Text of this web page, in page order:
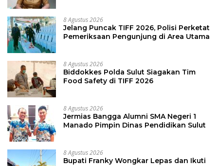
8 Agustus 2026
Jelang Puncak TIFF 2026, Polisi Perketat
Pemeriksaan Pengunjung di Area Utama
8 Agustus 2026
Biddokkes Polda Sulut Siagakan Tim
Food Safety di TIFF 2026
8 Agustus 2026
Jermias Bangga Alumni SMA Negeri 1
Manado Pimpin Dinas Pendidikan Sulut
8 Agustus 2026
Bupati Franky Wongkar Lepas dan Ikuti